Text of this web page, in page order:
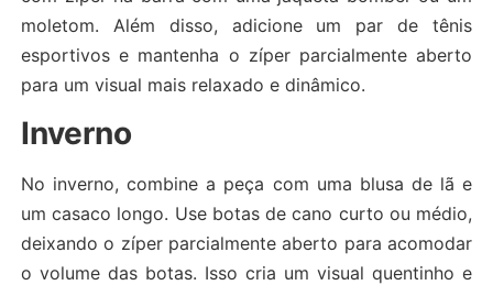
moletom. Além disso, adicione um par de tênis
esportivos e mantenha o zíper parcialmente aberto
para um visual mais relaxado e dinâmico.
Inverno
No inverno, combine a peça com uma blusa de lã e
um casaco longo. Use botas de cano curto ou médio,
deixando o zíper parcialmente aberto para acomodar
o volume das botas. Isso cria um visual quentinho e